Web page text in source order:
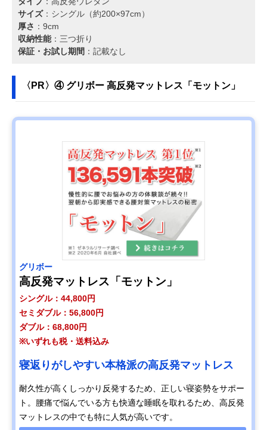
サイズ：シングル（約200×97cm）
厚さ ：9cm
収納性能：三つ折り
保証・お試し期間 ：記載なし
〈PR〉④ グリボー 高反発マットレス「モットン」
グリボー
高反発マットレス「モットン」
シングル：44,800円
セミダブル：56,800円
ダブル：68,800円
※いずれも税・送料込み
寝返りがしやすい本格派の高反発マットレス
耐久性が高くしっかり反発するため、正しい寝姿勢をサポー
ト。腰痛で悩んでいる方も快適な睡眠を取れるため、高反発
マットレスの中でも特に人気が高いです。